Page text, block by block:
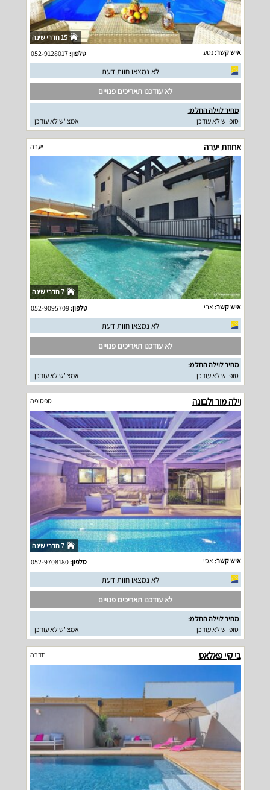
15 חדרי שינה
איש קשר:נטע טלפון:052-9128017
לא נמצאו חוות דעת
לא עודכנו תאריכים פנויים
מחיר לוילה החל מ:
סופ"ש לא עודכן
אמצ"ש לא עודכן
אחוזת יערה יערה
7 חדרי שינה
איש קשר: אבי טלפון:052-9095709
לא נמצאו חוות דעת
לא עודכנו תאריכים פנויים
מחיר לוילה החל מ:
סופ"ש לא עודכן
אמצ"ש לא עודכן
וילה מור ולבונה ספסופה
7 חדרי שינה
איש קשר: אסי טלפון:052-9708180
לא נמצאו חוות דעת
לא עודכנו תאריכים פנויים
מחיר לוילה החל מ:
סופ"ש לא עודכן
אמצ"ש לא עודכן
בי קיי פאלאס חדרה